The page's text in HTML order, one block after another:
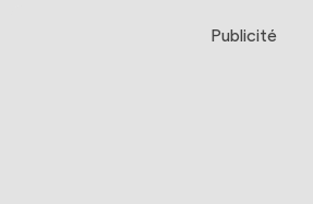
Publicité